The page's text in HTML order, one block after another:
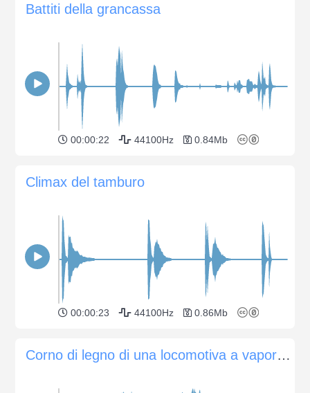
Battiti della grancassa
00:00:22 44100Hz 0.84Mb
Climax del tamburo
00:00:23 44100Hz 0.86Mb
Corno di legno di una locomotiva a vapore (treno)